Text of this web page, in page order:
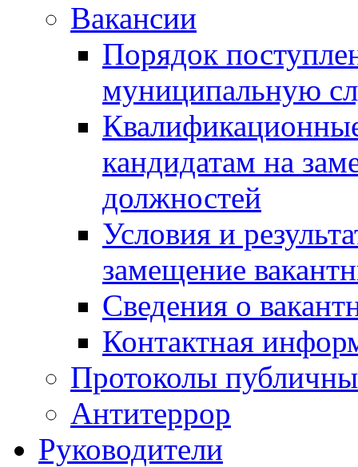
Вакансии
Порядок
муниципальную
кандидатам на
должностей
Условия и
замещение
Сведения о
Контактная
Протоколы
Антитеррор
Руководители